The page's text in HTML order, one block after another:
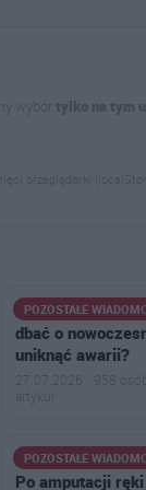
wybórtylko na tym
przeglądarki
POZOSTAŁE
Czyszczenie i
dbać o
uniknąć awarii?
27.07.2026 · 958
artykuł
POZOSTAŁE
Trwa zbiórka
Po amputacji